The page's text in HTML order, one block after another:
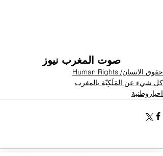
صوت المغرب نيوز
حقوق الانسان/ Human Rights
كل شيء عن المَلَكِيّة بالمغرب
اخباروطنية